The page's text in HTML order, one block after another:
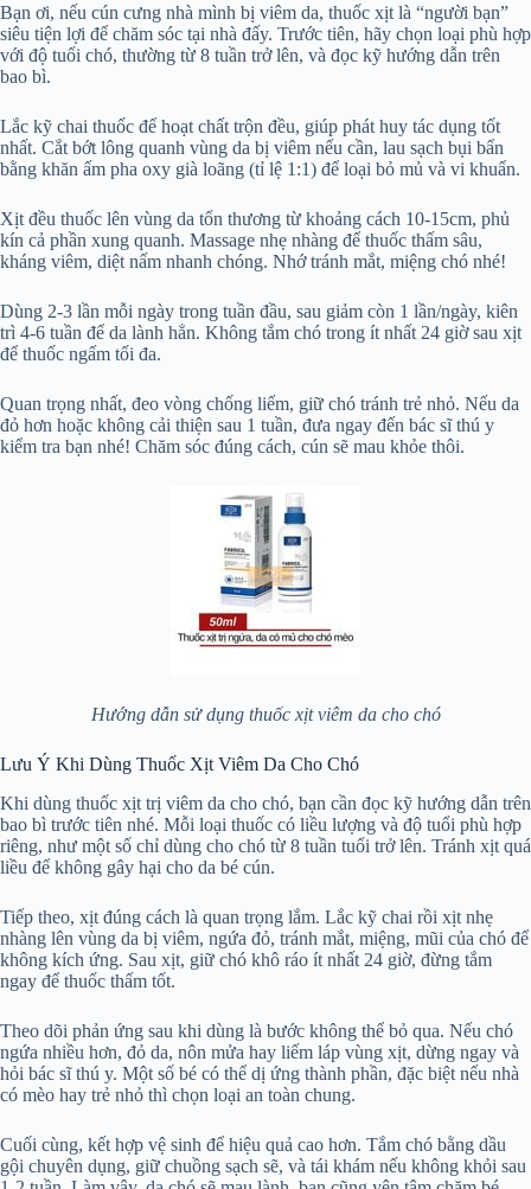
Bạn ơi, nếu cún cưng nhà mình bị viêm da, thuốc xịt là “người bạn”
siêu tiện lợi để chăm sóc tại nhà đấy. Trước tiên, hãy chọn loại phù hợp
với độ tuổi chó, thường từ 8 tuần trở lên, và đọc kỹ hướng dẫn trên
bao bì.
Lắc kỹ chai thuốc để hoạt chất trộn đều, giúp phát huy tác dụng tốt
nhất. Cắt bớt lông quanh vùng da bị viêm nếu cần, lau sạch bụi bẩn
bằng khăn ấm pha oxy già loãng (tỉ lệ 1:1) để loại bỏ mủ và vi khuẩn.
Xịt đều thuốc lên vùng da tổn thương từ khoảng cách 10-15cm, phủ
kín cả phần xung quanh. Massage nhẹ nhàng để thuốc thấm sâu,
kháng viêm, diệt nấm nhanh chóng. Nhớ tránh mắt, miệng chó nhé!
Dùng 2-3 lần mỗi ngày trong tuần đầu, sau giảm còn 1 lần/ngày, kiên
trì 4-6 tuần để da lành hẳn. Không tắm chó trong ít nhất 24 giờ sau xịt
để thuốc ngấm tối đa.
Quan trọng nhất, đeo vòng chống liếm, giữ chó tránh trẻ nhỏ. Nếu da
đỏ hơn hoặc không cải thiện sau 1 tuần, đưa ngay đến bác sĩ thú y
kiểm tra bạn nhé! Chăm sóc đúng cách, cún sẽ mau khỏe thôi.
Hướng dẫn sử dụng thuốc xịt viêm da cho chó
Lưu Ý Khi Dùng Thuốc Xịt Viêm Da Cho Chó
Khi dùng thuốc xịt trị viêm da cho chó, bạn cần đọc kỹ hướng dẫn trên
bao bì trước tiên nhé. Mỗi loại thuốc có liều lượng và độ tuổi phù hợp
riêng, như một số chỉ dùng cho chó từ 8 tuần tuổi trở lên. Tránh xịt quá
liều để không gây hại cho da bé cún.
Tiếp theo, xịt đúng cách là quan trọng lắm. Lắc kỹ chai rồi xịt nhẹ
nhàng lên vùng da bị viêm, ngứa đỏ, tránh mắt, miệng, mũi của chó để
không kích ứng. Sau xịt, giữ chó khô ráo ít nhất 24 giờ, đừng tắm
ngay để thuốc thấm tốt.
Theo dõi phản ứng sau khi dùng là bước không thể bỏ qua. Nếu chó
ngứa nhiều hơn, đỏ da, nôn mửa hay liếm láp vùng xịt, dừng ngay và
hỏi bác sĩ thú y. Một số bé có thể dị ứng thành phần, đặc biệt nếu nhà
có mèo hay trẻ nhỏ thì chọn loại an toàn chung.
Cuối cùng, kết hợp vệ sinh để hiệu quả cao hơn. Tắm chó bằng dầu
gội chuyên dụng, giữ chuồng sạch sẽ, và tái khám nếu không khỏi sau